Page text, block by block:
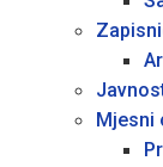
Mjesni